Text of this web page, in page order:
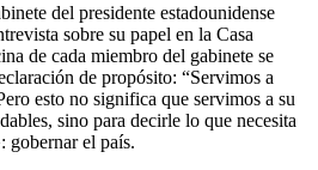
del presidente estadounidense
sobre su papel en la Casa
de cada miembro del gabinete se
de propósito: “Servimos a
esto no significa que servimos a su
sino para decirle lo que necesita
gobernar el país.